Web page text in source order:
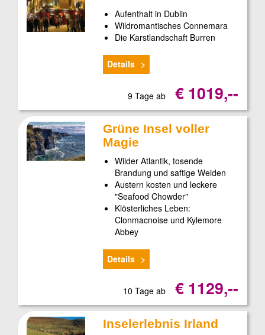
Aufenthalt in Dublin
Wildromantisches Connemara
Die Karstlandschaft Burren
Details
9 Tage ab € 1019,--
Grüne Insel voller
Magie
Wilder Atlantik, tosende
Brandung und saftige Weiden
Austern kosten und leckere
"Seafood Chowder"
Klösterliches Leben:
Clonmacnoise und Kylemore
Abbey
Details
10 Tage ab € 1129,--
Inselerlebnis Irland